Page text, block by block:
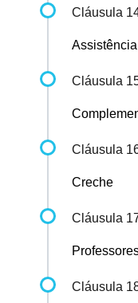
Cláusula
Cláusula
Cláusula
Creche
Cláusula
Cláusula